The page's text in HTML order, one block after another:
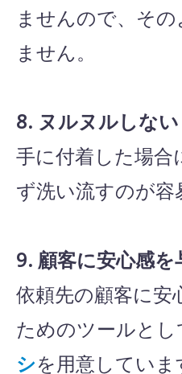
ませんので、そ
ません。
8. ヌルヌルしない
手に付着した場
ず洗い流すのが容
9. 顧客に安心感を
依頼先の顧客に安
ためのツールとし
シを用意してい